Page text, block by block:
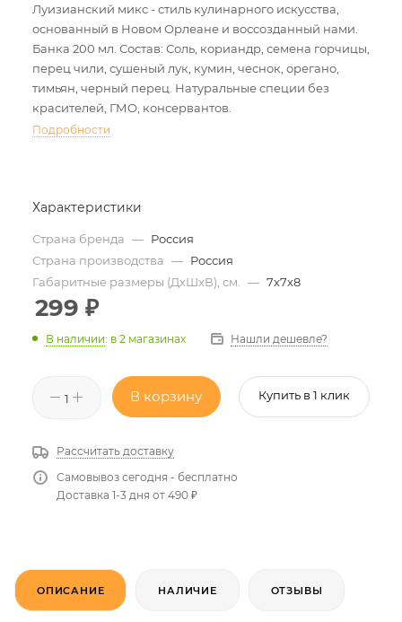
Луизианский микс - стиль кулинарного искусства,
основанный в Новом Орлеане и воссозданный нами.
Банка 200 мл. Состав: Соль, кориандр, семена горчицы,
перец чили, сушеный лук, кумин, чеснок, орегано,
тимьян, черный перец. Натуральные специи без
красителей, ГМО, консервантов.
Подробности
Характеристики
Страна бренда — Россия
Страна производства — Россия
Габаритные размеры (ДхШхВ), см.
— 7х7х8
299 ₽
В наличии: в 2 магазинах Нашли дешевле?
В корзину Купить в 1 клик
Рассчитать доставку
Самовывоз сегодня - бесплатно
Доставка 1-3 дня от 490 ₽
ОПИСАНИЕ НАЛИЧИЕ ОТЗЫВЫ